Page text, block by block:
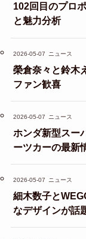
102回目のプロ
と魅力分析
2026-05-07 ニュース
榮倉奈々と鈴木
ファン歓喜
2026-05-07 ニュース
ホンダ新型スー
ーツカーの最新
2026-05-07 ニュース
細木数子と
なデザインが話